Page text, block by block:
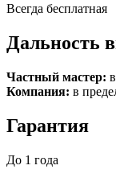
Всегда бесплатная
Дальность
Частный мастер:
Компания: в
Гарантия
До 1 года